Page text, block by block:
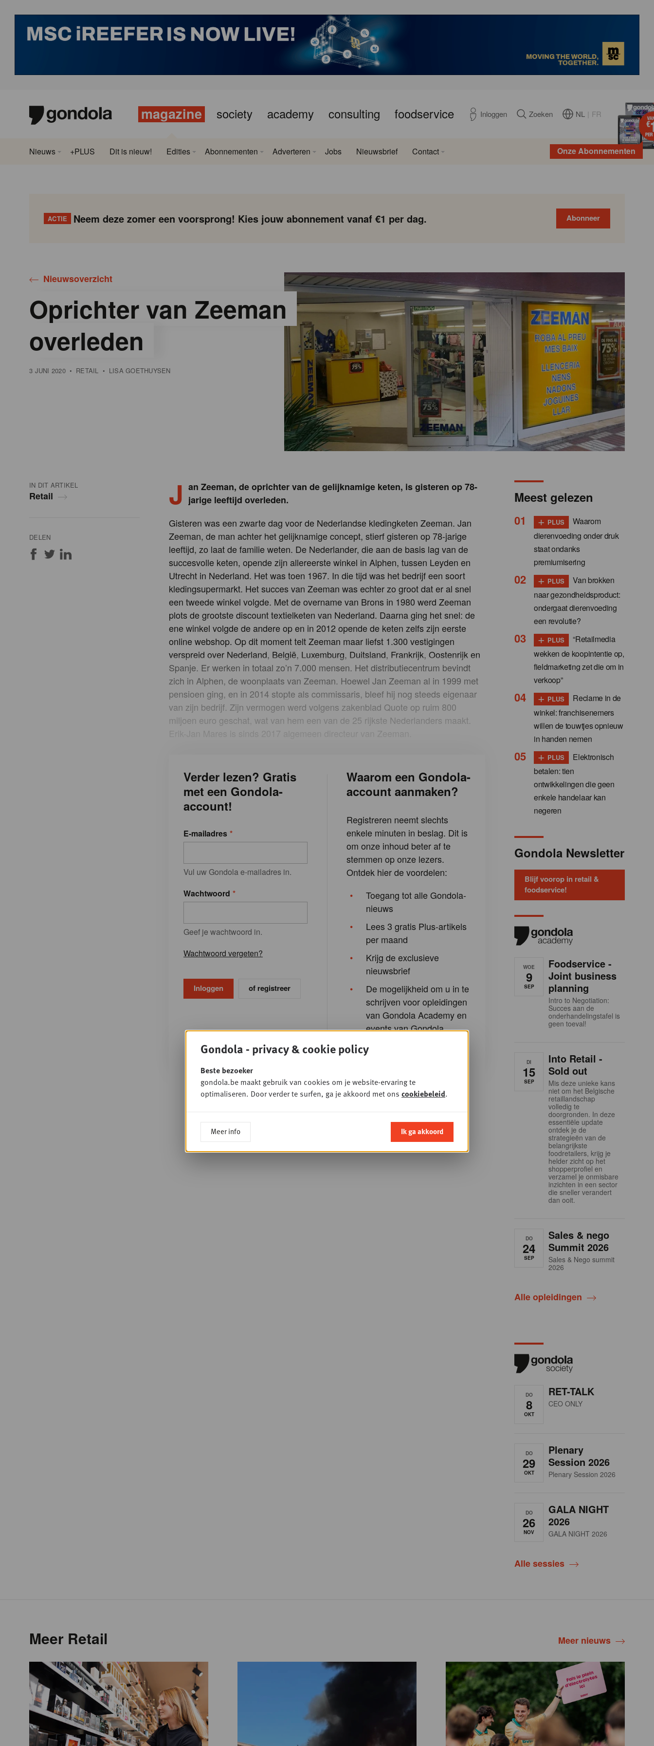
magazine society academy consulting foodservice Inloggen Zoeken NL FR
Onze Abonnementen
Nieuws +PLUS Dit is nieuw! Edities Abonnementen Adverteren Jobs Nieuwsbrief Contact
ACTIE Neem deze zomer een voorsprong! Kies jouw abonnement vanaf €1 per dag. Abonneer
Nieuwsoverzicht
Oprichter van Zeeman
overleden
3 JUNI 2020 • RETAIL • LISA GOETHUYSEN
IN DIT ARTIKEL
Retail
DELEN
J an Zeeman, de oprichter van de gelijknamige keten, is gisteren op 78-
jarige leeftijd overleden.
Gisteren was een zwarte dag voor de Nederlandse kledingketen Zeeman. Jan
Zeeman, de man achter het gelijknamige concept, stierf gisteren op 78-jarige
leeftijd, zo laat de familie weten. De Nederlander, die aan de basis lag van de
succesvolle keten, opende zijn allereerste winkel in Alphen, tussen Leyden en
Utrecht in Nederland. Het was toen 1967. In die tijd was het bedrijf een soort
kledingsupermarkt. Het succes van Zeeman was echter zo groot dat er al snel
een tweede winkel volgde. Met de overname van Brons in 1980 werd Zeeman
plots de grootste discount textielketen van Nederland. Daarna ging het snel: de
ene winkel volgde de andere op en in 2012 opende de keten zelfs zijn eerste
online webshop. Op dit moment telt Zeeman maar liefst 1.300 vestigingen
verspreid over Nederland, België, Luxemburg, Duitsland, Frankrijk, Oostenrijk en
Spanje. Er werken in totaal zo’n 7.000 mensen. Het distributiecentrum bevindt
zich in Alphen, de woonplaats van Zeeman. Hoewel Jan Zeeman al in 1999 met
pensioen ging, en in 2014 stopte als commissaris, bleef hij nog steeds eigenaar
van zijn bedrijf. Zijn vermogen werd volgens zakenblad Quote op ruim 800
miljoen euro geschat, wat van hem een van de 25 rijkste Nederlanders maakt.
Erik-Jan Mares is sinds 2017 algemeen directeur van Zeeman.
Verder lezen? Gratis
met een Gondola-
account!
E-mailadres
Vul uw Gondola e-mailadres in.
Wachtwoord
Geef je wachtwoord in.
Wachtwoord vergeten?
of registreer
Waarom een Gondola-
account aanmaken?
Registreren neemt slechts
enkele minuten in beslag. Dit is
om onze inhoud beter af te
stemmen op onze lezers.
Ontdek hier de voordelen:
Toegang tot alle Gondola-
nieuws
Lees 3 gratis Plus-artikels
per maand
Krijg de exclusieve
nieuwsbrief
De mogelijkheid om u in te
schrijven voor opleidingen
van Gondola Academy en
events van Gondola
Meest gelezen
+ PLUS
Waarom
dierenvoeding onder druk
staat ondanks
premiumisering
+ PLUS
Van brokken
naar gezondheidsproduct:
ondergaat dierenvoeding
een revolutie?
+ PLUS
“Retailmedia
wekken de koopintentie op,
fieldmarketing zet die om in
verkoop”
+ PLUS
Reclame in de
winkel: franchisenemers
willen de touwtjes opnieuw
in handen nemen
+ PLUS
Elektronisch
betalen: tien
ontwikkelingen die geen
enkele handelaar kan
negeren
Gondola Newsletter
Blijf voorop in retail &
foodservice!
WOE
9
SEP
Foodservice -
Joint business
planning
Intro to Negotiation:
Succes aan de
onderhandelingstafel is
geen toeval!
DI
15
SEP
Into Retail -
Sold out
Mis deze unieke kans
niet om het Belgische
retaillandschap
volledig te
doorgronden. In deze
essentiële update
ontdek je de
strategieën van de
belangrijkste
foodretailers, krijg je
helder zicht op het
shopperprofiel en
verzamel je onmisbare
inzichten in een sector
die sneller verandert
dan ooit.
DO
24
SEP
Sales & nego
Summit 2026
Sales & Nego summit
2026
Alle opleidingen
DO
8
OKT
RET-TALK
CEO ONLY
DO
29
OKT
Plenary
Session 2026
Plenary Session 2026
DO
26
NOV
GALA NIGHT
2026
GALA NIGHT 2026
Alle sessies
Meer Retail Meer nieuws
Gondola - privacy & cookie policy
Beste bezoeker
gondola.be maakt gebruik van cookies om je website-ervaring te
optimaliseren. Door verder te surfen, ga je akkoord met ons cookiebeleid.
Meer info Ik ga akkoord